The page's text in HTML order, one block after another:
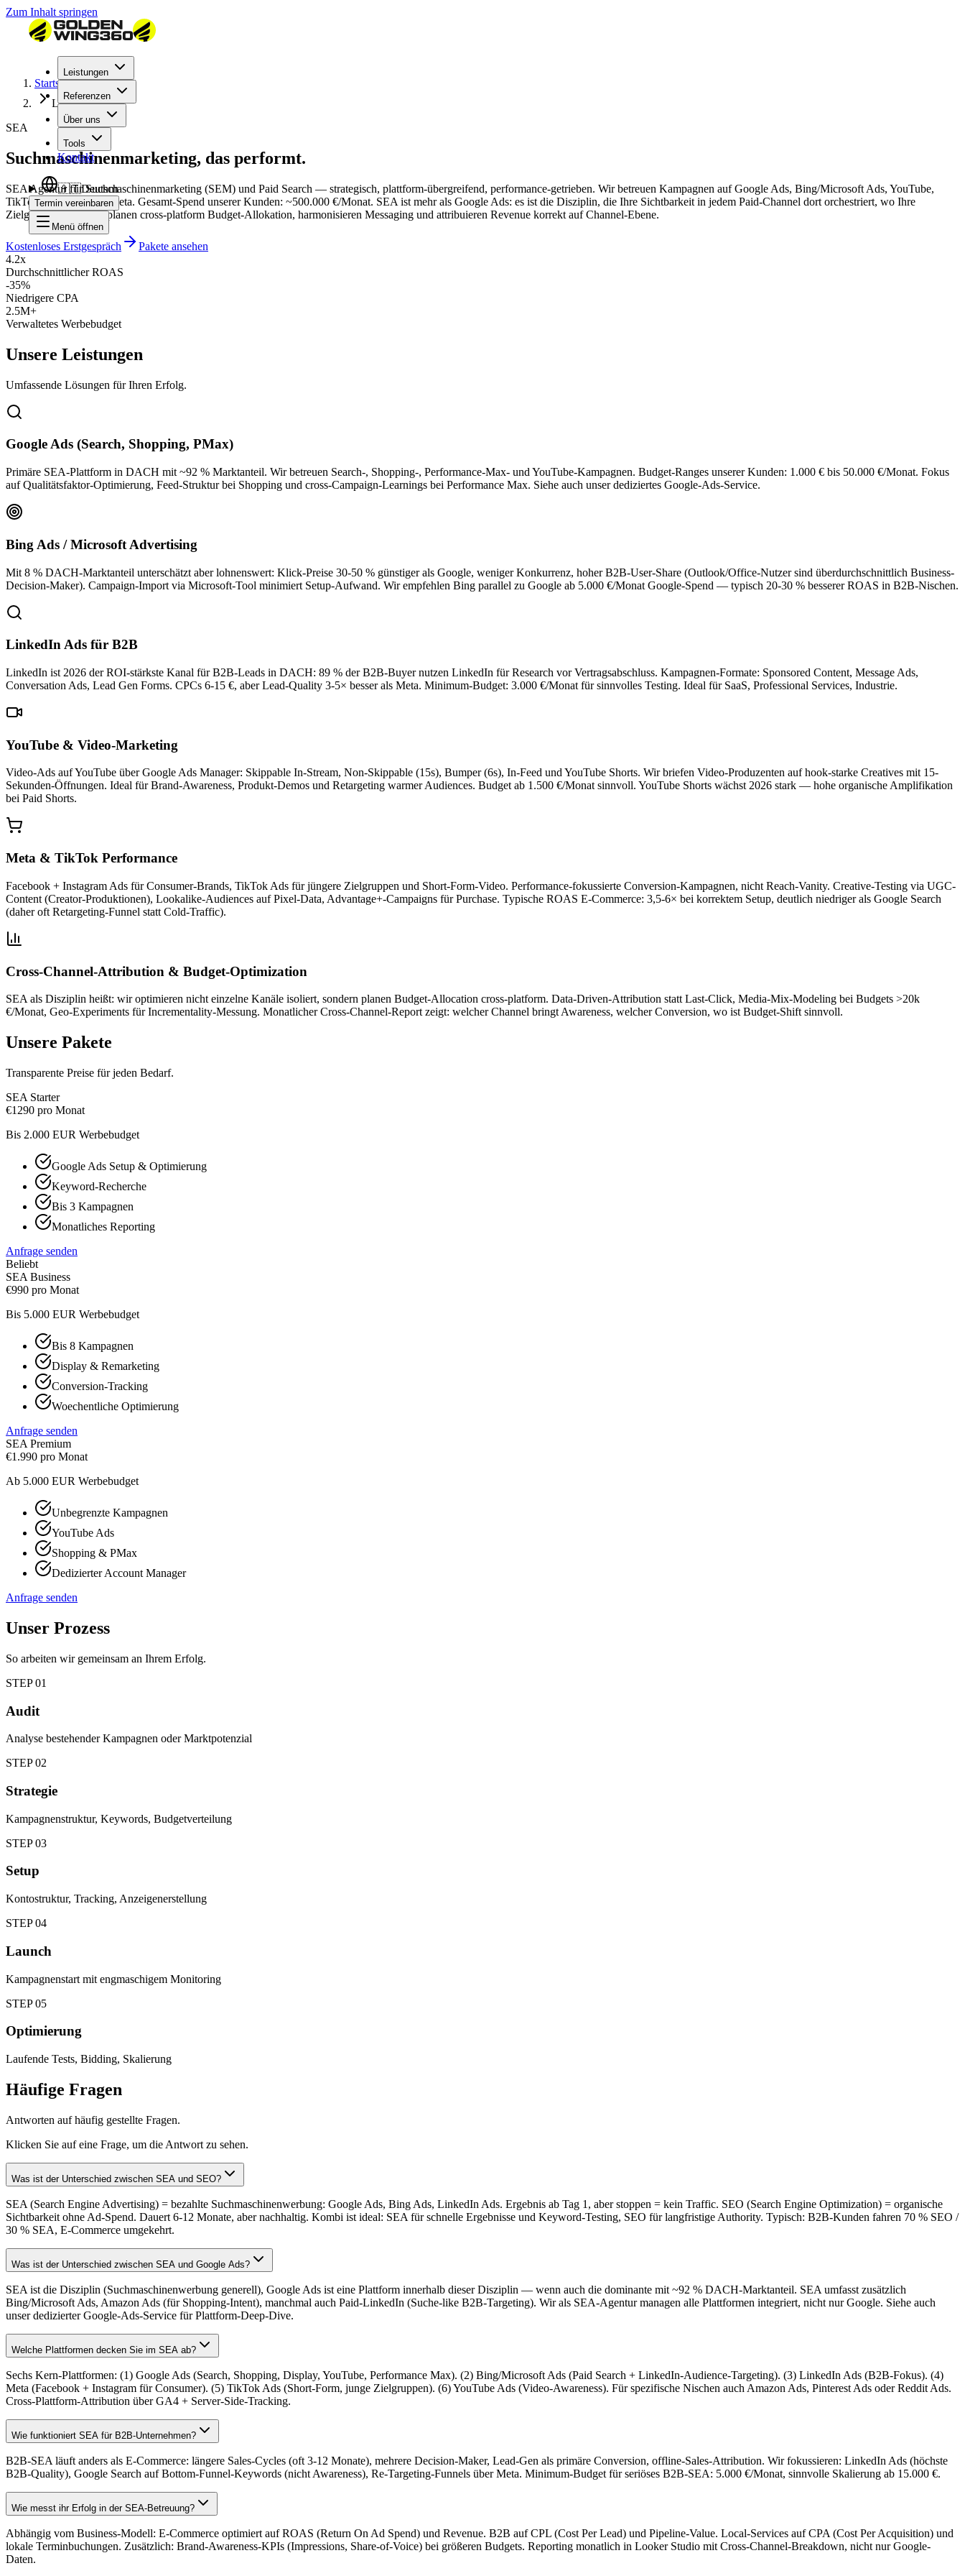
Zum Inhalt springen
Leistungen
Referenzen
Über uns
Tools
Kontakt
🇦🇹Deutsch
Termin vereinbaren
Menü öffnen
Startseite
Leistungen
SEA
Suchmaschinenmarketing, das performt.
SEA Agentur für Suchmaschinenmarketing (SEM) und Paid Search — strategisch, plattform-übergreifend, performance-getrieben. Wir betreuen Kampagnen auf Google Ads, Bing/Microsoft Ads, YouTube,
TikTok, LinkedIn und Meta. Gesamt-Spend unserer Kunden: ~500.000 €/Monat. SEA ist mehr als Google Ads: es ist die Disziplin, die Ihre Sichtbarkeit in jedem Paid-Channel dort orchestriert, wo Ihre
Zielgruppe sucht. Wir planen cross-platform Budget-Allokation, harmonisieren Messaging und attribuieren Revenue korrekt auf Channel-Ebene.
Kostenloses Erstgespräch
Pakete ansehen
4.2x
Durchschnittlicher ROAS
-35%
Niedrigere CPA
2.5M+
Verwaltetes Werbebudget
Unsere Leistungen
Umfassende Lösungen für Ihren Erfolg.
Google Ads (Search, Shopping, PMax)
Primäre SEA-Plattform in DACH mit ~92 % Marktanteil. Wir betreuen Search-, Shopping-, Performance-Max- und YouTube-Kampagnen. Budget-Ranges unserer Kunden: 1.000 € bis 50.000 €/Monat. Fokus
auf Qualitätsfaktor-Optimierung, Feed-Struktur bei Shopping und cross-Campaign-Learnings bei Performance Max. Siehe auch unser dediziertes Google-Ads-Service.
Bing Ads / Microsoft Advertising
Mit 8 % DACH-Marktanteil unterschätzt aber lohnenswert: Klick-Preise 30-50 % günstiger als Google, weniger Konkurrenz, hoher B2B-User-Share (Outlook/Office-Nutzer sind überdurchschnittlich Business-
Decision-Maker). Campaign-Import via Microsoft-Tool minimiert Setup-Aufwand. Wir empfehlen Bing parallel zu Google ab 5.000 €/Monat Google-Spend — typisch 20-30 % besserer ROAS in B2B-Nischen.
LinkedIn Ads für B2B
LinkedIn ist 2026 der ROI-stärkste Kanal für B2B-Leads in DACH: 89 % der B2B-Buyer nutzen LinkedIn für Research vor Vertragsabschluss. Kampagnen-Formate: Sponsored Content, Message Ads,
Conversation Ads, Lead Gen Forms. CPCs 6-15 €, aber Lead-Quality 3-5× besser als Meta. Minimum-Budget: 3.000 €/Monat für sinnvolles Testing. Ideal für SaaS, Professional Services, Industrie.
YouTube & Video-Marketing
Video-Ads auf YouTube über Google Ads Manager: Skippable In-Stream, Non-Skippable (15s), Bumper (6s), In-Feed und YouTube Shorts. Wir briefen Video-Produzenten auf hook-starke Creatives mit 15-
Sekunden-Öffnungen. Ideal für Brand-Awareness, Produkt-Demos und Retargeting warmer Audiences. Budget ab 1.500 €/Monat sinnvoll. YouTube Shorts wächst 2026 stark — hohe organische Amplifikation
bei Paid Shorts.
Meta & TikTok Performance
Facebook + Instagram Ads für Consumer-Brands, TikTok Ads für jüngere Zielgruppen und Short-Form-Video. Performance-fokussierte Conversion-Kampagnen, nicht Reach-Vanity. Creative-Testing via UGC-
Content (Creator-Produktionen), Lookalike-Audiences auf Pixel-Data, Advantage+-Campaigns für Purchase. Typische ROAS E-Commerce: 3,5-6× bei korrektem Setup, deutlich niedriger als Google Search
(daher oft Retargeting-Funnel statt Cold-Traffic).
Cross-Channel-Attribution & Budget-Optimization
SEA als Disziplin heißt: wir optimieren nicht einzelne Kanäle isoliert, sondern planen Budget-Allocation cross-platform. Data-Driven-Attribution statt Last-Click, Media-Mix-Modeling bei Budgets >20k
€/Monat, Geo-Experiments für Incrementality-Messung. Monatlicher Cross-Channel-Report zeigt: welcher Channel bringt Awareness, welcher Conversion, wo ist Budget-Shift sinnvoll.
Unsere Pakete
Transparente Preise für jeden Bedarf.
SEA Starter
€1290 pro Monat
Bis 2.000 EUR Werbebudget
Google Ads Setup & Optimierung
Keyword-Recherche
Bis 3 Kampagnen
Monatliches Reporting
Anfrage senden
Beliebt
SEA Business
€990 pro Monat
Bis 5.000 EUR Werbebudget
Bis 8 Kampagnen
Display & Remarketing
Conversion-Tracking
Woechentliche Optimierung
Anfrage senden
SEA Premium
€1.990 pro Monat
Ab 5.000 EUR Werbebudget
Unbegrenzte Kampagnen
YouTube Ads
Shopping & PMax
Dedizierter Account Manager
Anfrage senden
Unser Prozess
So arbeiten wir gemeinsam an Ihrem Erfolg.
STEP01
Audit
Analyse bestehender Kampagnen oder Marktpotenzial
STEP02
Strategie
Kampagnenstruktur, Keywords, Budgetverteilung
STEP03
Setup
Kontostruktur, Tracking, Anzeigenerstellung
STEP04
Launch
Kampagnenstart mit engmaschigem Monitoring
STEP05
Optimierung
Laufende Tests, Bidding, Skalierung
Häufige Fragen
Antworten auf häufig gestellte Fragen.
Klicken Sie auf eine Frage, um die Antwort zu sehen.
Was ist der Unterschied zwischen SEA und SEO?
SEA (Search Engine Advertising) = bezahlte Suchmaschinenwerbung: Google Ads, Bing Ads, LinkedIn Ads. Ergebnis ab Tag 1, aber stoppen = kein Traffic. SEO (Search Engine Optimization) = organische
Sichtbarkeit ohne Ad-Spend. Dauert 6-12 Monate, aber nachhaltig. Kombi ist ideal: SEA für schnelle Ergebnisse und Keyword-Testing, SEO für langfristige Authority. Typisch: B2B-Kunden fahren 70 % SEO /
30 % SEA, E-Commerce umgekehrt.
Was ist der Unterschied zwischen SEA und Google Ads?
SEA ist die Disziplin (Suchmaschinenwerbung generell), Google Ads ist eine Plattform innerhalb dieser Disziplin — wenn auch die dominante mit ~92 % DACH-Marktanteil. SEA umfasst zusätzlich
Bing/Microsoft Ads, Amazon Ads (für Shopping-Intent), manchmal auch Paid-LinkedIn (Suche-like B2B-Targeting). Wir als SEA-Agentur managen alle Plattformen integriert, nicht nur Google. Siehe auch
unser dedizierter Google-Ads-Service für Plattform-Deep-Dive.
Welche Plattformen decken Sie im SEA ab?
Sechs Kern-Plattformen: (1) Google Ads (Search, Shopping, Display, YouTube, Performance Max). (2) Bing/Microsoft Ads (Paid Search + LinkedIn-Audience-Targeting). (3) LinkedIn Ads (B2B-Fokus). (4)
Meta (Facebook + Instagram für Consumer). (5) TikTok Ads (Short-Form, junge Zielgruppen). (6) YouTube Ads (Video-Awareness). Für spezifische Nischen auch Amazon Ads, Pinterest Ads oder Reddit Ads.
Cross-Plattform-Attribution über GA4 + Server-Side-Tracking.
Wie funktioniert SEA für B2B-Unternehmen?
B2B-SEA läuft anders als E-Commerce: längere Sales-Cycles (oft 3-12 Monate), mehrere Decision-Maker, Lead-Gen als primäre Conversion, offline-Sales-Attribution. Wir fokussieren: LinkedIn Ads (höchste
B2B-Quality), Google Search auf Bottom-Funnel-Keywords (nicht Awareness), Re-Targeting-Funnels über Meta. Minimum-Budget für seriöses B2B-SEA: 5.000 €/Monat, sinnvolle Skalierung ab 15.000 €.
Wie messt ihr Erfolg in der SEA-Betreuung?
Abhängig vom Business-Modell: E-Commerce optimiert auf ROAS (Return On Ad Spend) und Revenue. B2B auf CPL (Cost Per Lead) und Pipeline-Value. Local-Services auf CPA (Cost Per Acquisition) und
lokale Terminbuchungen. Zusätzlich: Brand-Awareness-KPIs (Impressions, Share-of-Voice) bei größeren Budgets. Reporting monatlich in Looker Studio mit Cross-Channel-Breakdown, nicht nur Google-
Daten.